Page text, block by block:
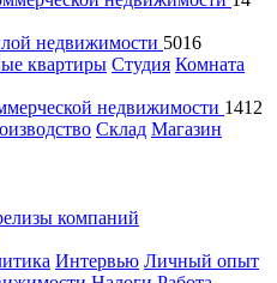
недвижимости 5016
квартиры Студия Комната
недвижимости 1412
Склад Магазин
компаний
Интервью Личный опыт